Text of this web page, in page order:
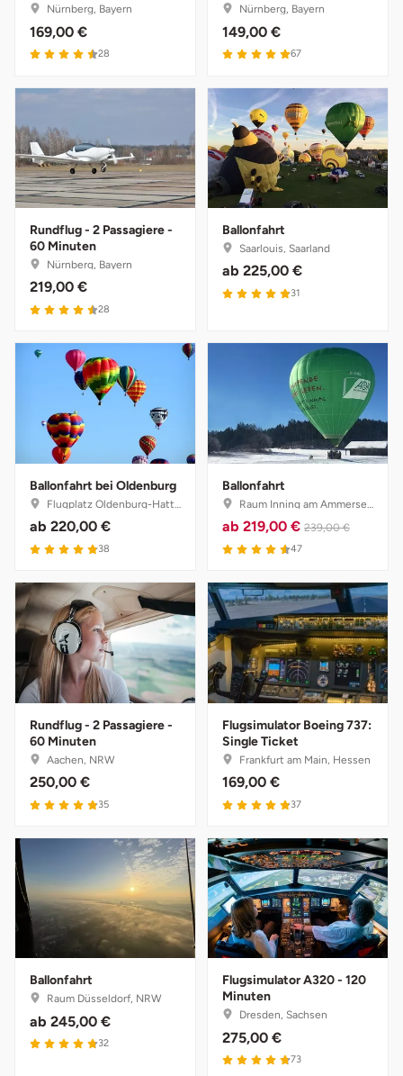
Nürnberg, Bayern
169,00 €
28
Nürnberg, Bayern
149,00 €
67
Rundflug - 2 Passagiere -
60 Minuten
Nürnberg, Bayern
219,00 €
28
Ballonfahrt
Saarlouis, Saarland
ab 225,00 €
31
Ballonfahrt bei Oldenburg
Flugplatz Oldenburg-Hatten, Niedersachsen
ab 220,00 €
38
Ballonfahrt
Raum Inning am Ammersee, Bayern
ab 219,00 € 239,00 €
47
Rundflug - 2 Passagiere -
60 Minuten
Aachen, NRW
250,00 €
35
Flugsimulator Boeing 737:
Single Ticket
Frankfurt am Main, Hessen
169,00 €
37
Ballonfahrt
Raum Düsseldorf, NRW
ab 245,00 €
32
Flugsimulator A320 - 120
Minuten
Dresden, Sachsen
275,00 €
73
Nürnberg
Oberhavel
Oder-Spree
Oldenburg
Osnabrück
Ostholstein
Oy-Mittelberg
Passau
Pforzheim
Pinneberg
Pirna
Plön
Potsdam
Potsdam-Mittelmark
Prignitz
Regensburg
Rheine
Rodgau
Rottweil